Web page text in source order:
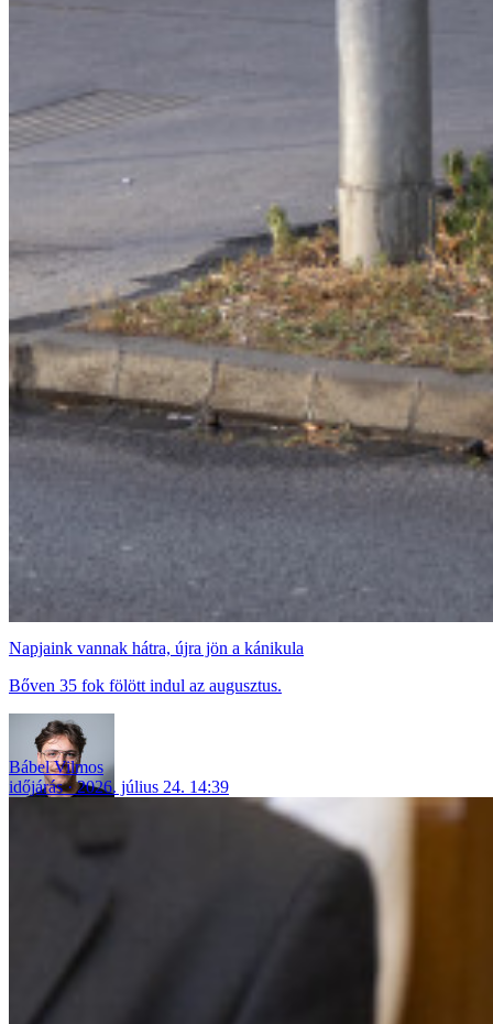
Napjaink vannak hátra, újra jön a kánikula
Bőven 35 fok fölött indul az augusztus.
Bábel Vilmos
időjárás
2026. július 24. 14:39